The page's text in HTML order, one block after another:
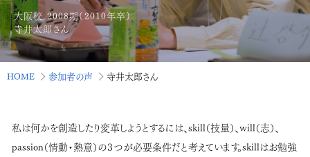
大阪校 2008期（2010年卒）
寺井太郎さん
HOME 参加者の声 寺井太郎さん
私は何かを創造したり変革しようとするには、skill（技量）、will（志）、
passion（情動・熱意）の３つが必要条件だと考えています。skillはお勉強